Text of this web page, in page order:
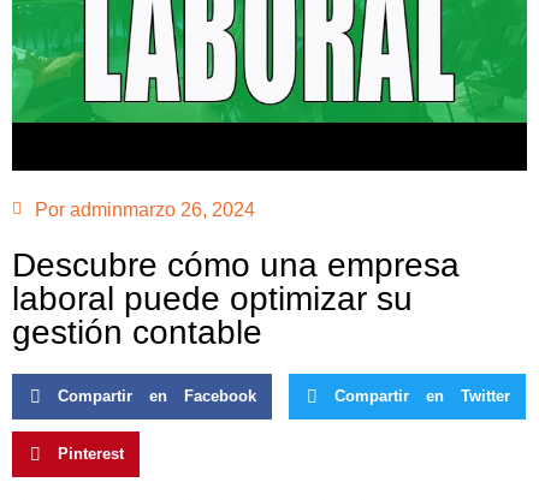
Por adminmarzo 26, 2024
Descubre cómo una empresa
laboral puede optimizar su
gestión contable
Compartir en Facebook Compartir en Twitter
Pinterest